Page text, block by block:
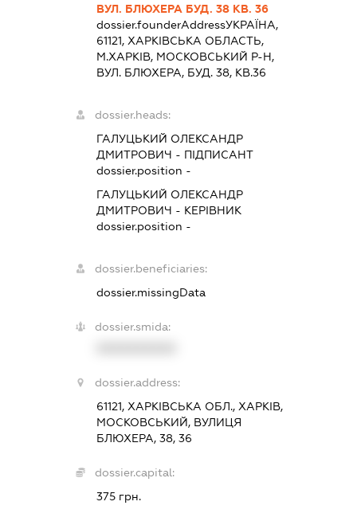
ВУЛ. БЛЮХЕРА БУД. 38 КВ. 36
dossier.founderAddressУКРАЇНА,
61121, ХАРКIВСЬКА ОБЛАСТЬ,
М.ХАРКІВ, МОСКОВСЬКИЙ Р-Н,
ВУЛ. БЛЮХЕРА, БУД. 38, КВ.36
dossier.heads:
ГАЛУЦЬКИЙ ОЛЕКСАНДР
ДМИТРОВИЧ - ПІДПИСАНТ
dossier.position -
ГАЛУЦЬКИЙ ОЛЕКСАНДР
ДМИТРОВИЧ - КЕРІВНИК
dossier.position -
dossier.beneficiaries:
dossier.missingData
dossier.smida:
dossier.address:
61121, ХАРКІВСЬКА ОБЛ., ХАРКІВ,
МОСКОВСЬКИЙ, ВУЛИЦЯ
БЛЮХЕРА, 38, 36
dossier.capital:
375 грн.